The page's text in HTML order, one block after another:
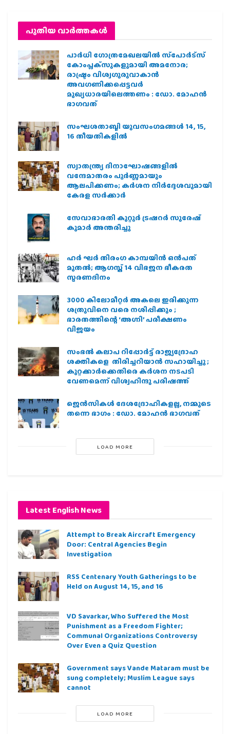
പുതിയ വാര്‍ത്തകള്‍
പാര്‍ധി ഗോത്രമേഖലയില്‍ സ്‌പോര്‍ട്‌സ്
കോംപ്ലക്‌സുകളുമായി അമനോര;
രാഷ്ട്രം വിശ്വഗുരുവാകാന്‍
അവഗണിക്കപ്പെട്ടവര്‍
മുഖ്യധാരയിലെത്തണം : ഡോ. മോഹന്‍
ഭാഗവത്
സംഘശതാബ്ദി യുവസംഗമങ്ങള്‍ 14, 15,
16 തീയതികളില്‍
സ്വാതന്ത്ര്യ ദിനാഘോഷങ്ങളിൽ
വന്ദേമാതരം പൂർണ്ണമായും
ആലപിക്കണം; കർശന നിർദ്ദേശവുമായി
കേരള സർക്കാർ
സേവാഭാരതി കുറ്റൂർ ട്രഷറർ സുരേഷ്
കുമാർ അന്തരിച്ചു
ഹര്‍ ഘര്‍ തിരംഗ കാമ്പയിന്‍ ഒന്‍പത്
മുതല്‍; ആഗസ്ത് 14 വിഭജന ഭീകരത
സ്മരണദിനം
3000 കിലോമീറ്റർ അകലെ ഇരിക്കുന്ന
ശത്രുവിനെ വരെ നശിപ്പിക്കും ;
ഭാരതത്തിന്റെ ‘അഗ്നി’ പരീക്ഷണം
വിജയം
സംഭൽ കലാപ റിപ്പോർട്ട് രാജ്യദ്രോഹ
ശക്തികളെ തിരിച്ചറിയാൻ സഹായിച്ചു ;
കുറ്റക്കാർക്കെതിരെ കർശന നടപടി
വേണമെന്ന് വിശ്വഹിന്ദു പരിഷത്ത്
ജെന്‍സികള്‍ ദേശദ്രോഹികളല്ല, നമ്മുടെ
തന്നെ ഭാഗം : ഡോ. മോഹന്‍ ഭാഗവത്
LOAD MORE
Latest English News
Attempt to Break Aircraft Emergency
Door: Central Agencies Begin
Investigation
RSS Centenary Youth Gatherings to be
Held on August 14, 15, and 16
VD Savarkar, Who Suffered the Most
Punishment as a Freedom Fighter;
Communal Organizations Controversy
Over Even a Quiz Question
Government says Vande Mataram must be
sung completely; Muslim League says
cannot
LOAD MORE